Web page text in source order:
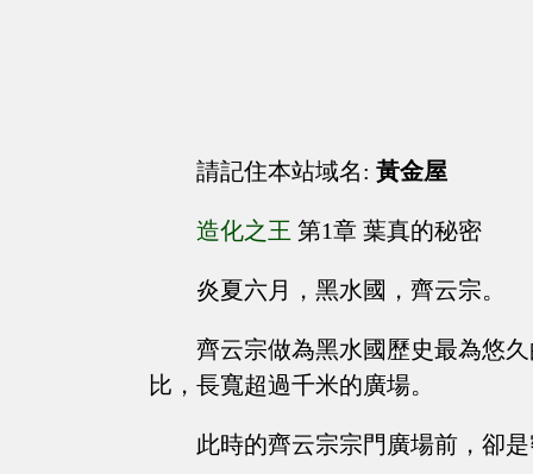
請記住本站域名: 黃金屋
造化之王 第1章 葉真的秘密
炎夏六月，黑水國，齊云宗。
齊云宗做為黑水國歷史最為悠
比，長寬超過千米的廣場。
此時的齊云宗宗門廣場前，卻